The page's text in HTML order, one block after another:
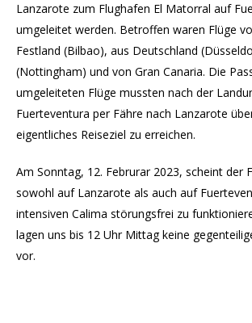
Lanzarote zum Flughafen El Matorral auf
umgeleitet werden. Betroffen waren Flüge
Festland (Bilbao), aus Deutschland
(Nottingham) und von Gran Canaria. Die
umgeleiteten Flüge mussten nach der
Fuerteventura per Fähre nach Lanzarote
eigentliches Reiseziel zu erreichen.
Am Sonntag, 12. Februrar 2023, scheint der
sowohl auf Lanzarote als auch auf
intensiven Calima störungsfrei zu
lagen uns bis 12 Uhr Mittag keine
vor.